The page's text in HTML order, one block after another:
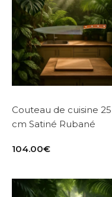
Couteau de cuisine 25
cm Satiné Rubané
104.00€